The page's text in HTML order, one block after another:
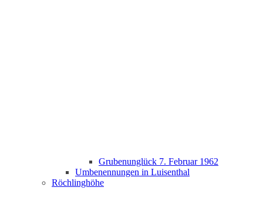
Grubenunglück 7. Februar 1962
Umbenennungen in Luisenthal
Röchlinghöhe